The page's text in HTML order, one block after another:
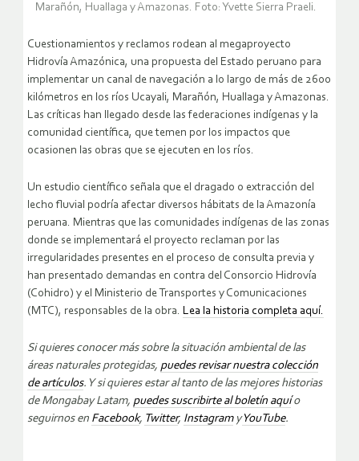
Marañón, Huallaga y Amazonas. Foto: Yvette Sierra Praeli.
Cuestionamientos y reclamos rodean al megaproyecto
Hidrovía Amazónica, una propuesta del Estado peruano para
implementar un canal de navegación a lo largo de más de 2600
kilómetros en los ríos Ucayali, Marañón, Huallaga y Amazonas.
Las críticas han llegado desde las federaciones indígenas y la
comunidad científica, que temen por los impactos que
ocasionen las obras que se ejecuten en los ríos.
Un estudio científico señala que el dragado o extracción del
lecho fluvial podría afectar diversos hábitats de la Amazonía
peruana. Mientras que las comunidades indígenas de las zonas
donde se implementará el proyecto reclaman por las
irregularidades presentes en el proceso de consulta previa y
han presentado demandas en contra del Consorcio Hidrovía
(Cohidro) y el Ministerio de Transportes y Comunicaciones
(MTC), responsables de la obra. Lea la historia completa aquí.
Si quieres conocer más sobre la situación ambiental de las
áreas naturales protegidas, puedes revisar nuestra colección
de artículos. Y si quieres estar al tanto de las mejores historias
de Mongabay Latam, puedes suscribirte al boletín aquío
seguirnos en Facebook, Twitter, InstagramyYouTube.